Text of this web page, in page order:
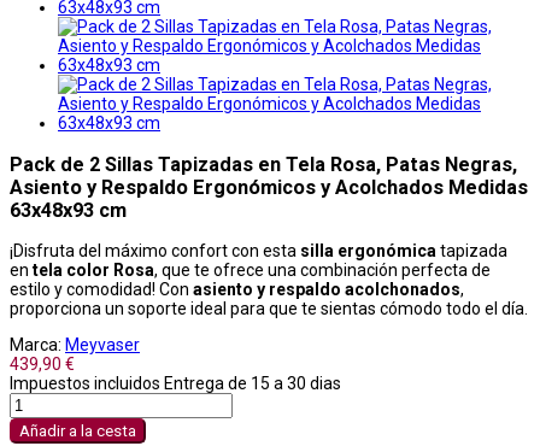
Pack de 2 Sillas Tapizadas en Tela Rosa, Patas Negras,
Asiento y Respaldo Ergonómicos y Acolchados Medidas
63x48x93 cm
¡Disfruta del máximo confort con esta silla ergonómica tapizada
en tela color Rosa, que te ofrece una combinación perfecta de
estilo y comodidad! Con asiento y respaldo acolchonados,
proporciona un soporte ideal para que te sientas cómodo todo el día.
Marca: Meyvaser
439,90 €
Impuestos incluidos Entrega de 15 a 30 dias
Añadir a la cesta